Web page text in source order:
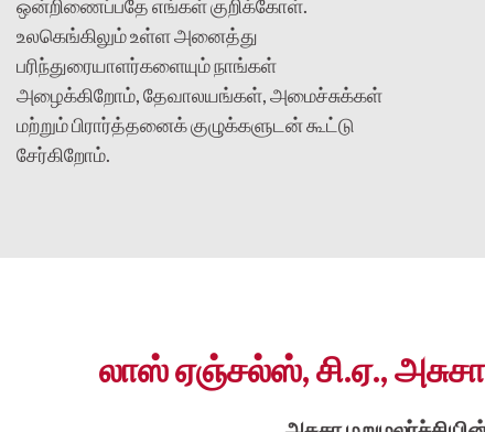
ஒன்றிணைப்பதே எங்கள் குறிக்கோள்.
உலகெங்கிலும் உள்ள அனைத்து
பரிந்துரையாளர்களையும் நாங்கள்
அழைக்கிறோம், தேவாலயங்கள், அமைச்சுக்கள்
மற்றும் பிரார்த்தனைக் குழுக்களுடன் கூட்டு
சேர்கிறோம்.
லாஸ் ஏஞ்சல்ஸ், சி.ஏ., அசுசா